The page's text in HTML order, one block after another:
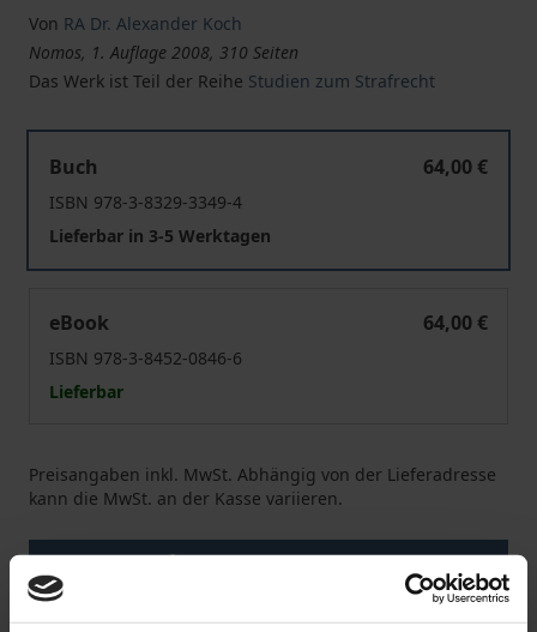
Von RA Dr. Alexander Koch
Nomos, 1. Auflage 2008, 310 Seiten
Das Werk ist Teil der Reihe Studien zum Strafrecht
Buch
64,00 €
ISBN 978-3-8329-3349-4
Lieferbar in 3-5 Werktagen
eBook
64,00 €
ISBN 978-3-8452-0846-6
Lieferbar
Preisangaben inkl. MwSt. Abhängig von der Lieferadresse
kann die MwSt. an der Kasse variieren.
Zur Wunschliste hinzufügen